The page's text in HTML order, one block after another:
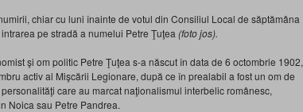
chiar cu luni înainte de votul din Consiliul Local de săptămâna
pe stradă a numelui Petre Ţuţea (foto jos).
şi om politic Petre Ţuţea s-a născut în data de 6 octombrie 1902,
activ al Mişcării Legionare, după ce în prealabil a fost un om de
care au marcat naţionalismul interbelic românesc,
Noica sau Petre Pandrea.